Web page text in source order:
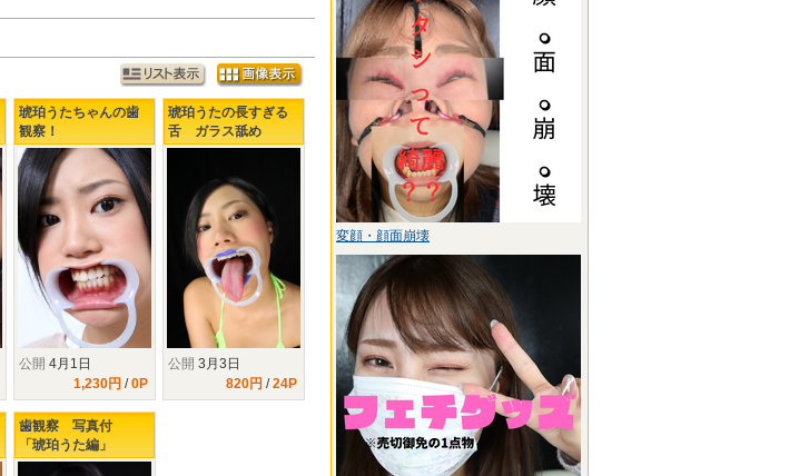
琥珀うたちゃんの歯
観察！
公開 4月1日
1,230円 /0P
琥珀うたの長すぎる
舌 ガラス舐め
公開 3月3日
820円 /24P
歯観察 写真付
「琥珀うた編」
変顔・顔面崩壊